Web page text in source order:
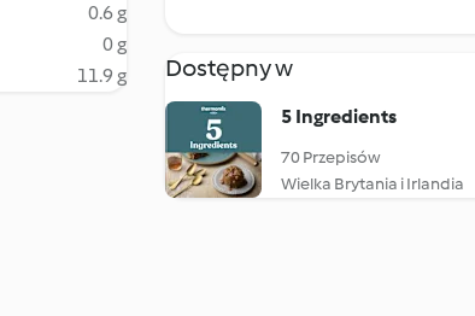
0.6 g
0 g
11.9 g Dostępny w
5 Ingredients
70 Przepisów
Wielka Brytania i Irlandia